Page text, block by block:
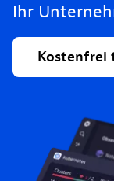
Ihr
Kostenfrei